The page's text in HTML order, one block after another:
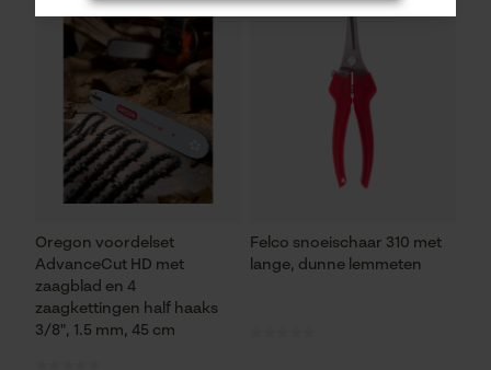
Oregon voordelset
AdvanceCut HD met
zaagblad en 4
zaagkettingen half haaks
3/8", 1.5 mm, 45 cm
Felco snoeischaar 310 met
lange, dunne lemmeten
Noodzakelijke Cookies
Controleer instelling van cookies
Session ID
gegevensverwerking opslaan
Econda Tag Manager